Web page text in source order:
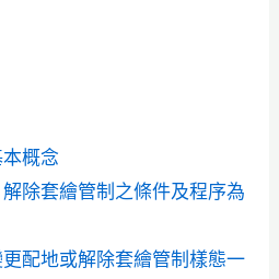
概念
解除套繪管制之條件及程序為
更配地或解除套繪管制樣態一